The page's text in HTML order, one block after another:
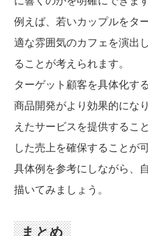
例えば、若いカップルをタ
適な雰囲気のカフェを演出
ることが考えられます。
ターゲット顧客を具体化す
商品開発がより効果的にな
えたサービスを提供するこ
した売上を確保することが
具体例を参考にしながら、
描いてみましょう。
まとめ